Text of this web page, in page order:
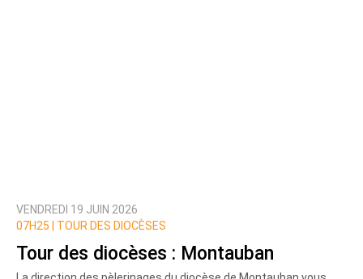
VENDREDI 19 JUIN 2026
07H25 |
TOUR DES DIOCÈSES
Tour des diocèses : Montauban